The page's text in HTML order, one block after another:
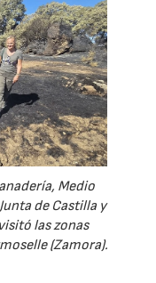
Medio
de Castilla y
las zonas
(Zamora).